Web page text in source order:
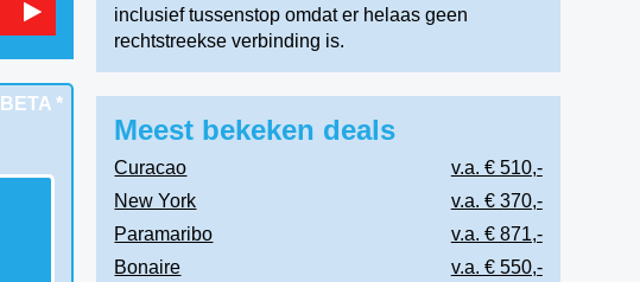
BETA *
inclusief tussenstop omdat er helaas geen
rechtstreekse verbinding is.
Meest bekeken deals
Curacao
v.a. € 510,-
New York
v.a. € 370,-
Paramaribo
v.a. € 871,-
Bonaire
v.a. € 550,-